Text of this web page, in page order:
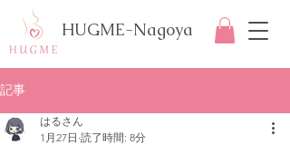
HUGME-Nagoya
記事
はるさん
1月27日 読了時間: 8分